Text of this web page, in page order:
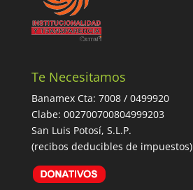
Te Necesitamos
Banamex Cta: 7008 / 0499920
Clabe: 002700700804999203
San Luis Potosí, S.L.P.
(recibos deducibles de impuestos)